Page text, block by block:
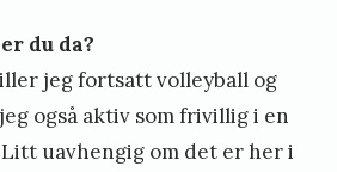
du da?
jeg fortsatt volleyball og
også aktiv som frivillig i en
uavhengig om det er her i